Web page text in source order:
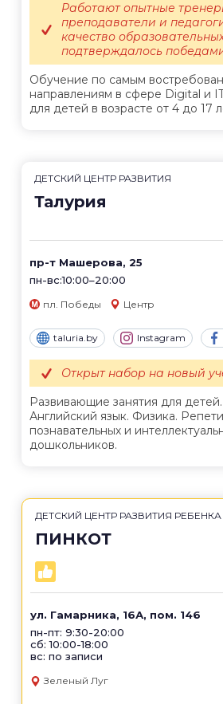
Обучение по самым
направлениям в сфере Digital и
для детей в возрасте от 4 до 17
Работают опытные
преподаватели и
качество
подтверждалось
ДЕТСКИЙ ЦЕНТР РАЗВИТИЯ
Талурия
пр-т Машерова, 25
пн-вс:10:00–20:00
пл. Победы Центр
taluria.by Instagram
Развивающие занятия для
Английский язык. Физика.
познавательных и
дошкольников.
Открыт набор на новый
ДЕТСКИЙ ЦЕНТР РАЗВИТИЯ РЕБЕНКА
ПИНКОТ
ул. Гамарника, 16А, пом. 146
пн-пт: 9:30-20:00
сб: 10:00-18:00
вс: по записи
Зеленый Луг